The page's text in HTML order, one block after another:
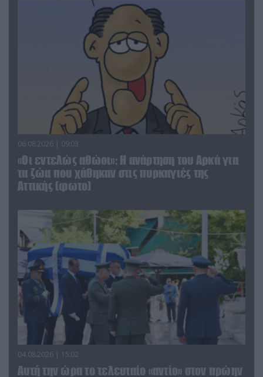
06.08.2026 | 09:03
«Οι εντελώς αθώοι»: Η ανάρτηση του Αρκά για
τα ζώα που χάθηκαν στις πυρκαγιές της
Αττικής (φωτο)
04.08.2026 | 15:02
Αυτή την ώρα το τελευταίο «αντίο» στον πρώην